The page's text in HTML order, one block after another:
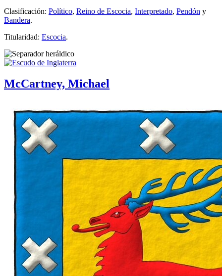
Clasificación: Político, Reino de Escocia, Interpretado, Pendón y
Bandera.
Titularidad: Escocia.
McCartney, Michael